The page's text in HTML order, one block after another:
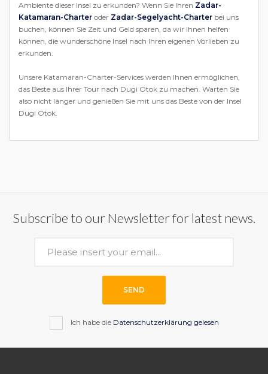
Ambiente dieser Insel zu erkunden? Wenn Sie Ihren Zadar-
Katamaran-Charter oder Zadar-Segelyacht-Charter bei uns
buchen, können Sie Zeit und Geld sparen, da wir Ihnen helfen
können, die wunderschöne Insel nach Ihren eigenen Vorlieben zu
erkunden.
Unsere Katamaran-Charter-Services werden Ihnen ermöglichen,
das Beste aus Ihrer Tour nach Dugi Otok zu machen. Warten Sie
also nicht länger und genießen Sie mit uns das Beste von der Insel
Dugi Otok.
Subscribe to our Newsletter for latest news.
SEND
Ich habe die Datenschutzerklärung gelesen